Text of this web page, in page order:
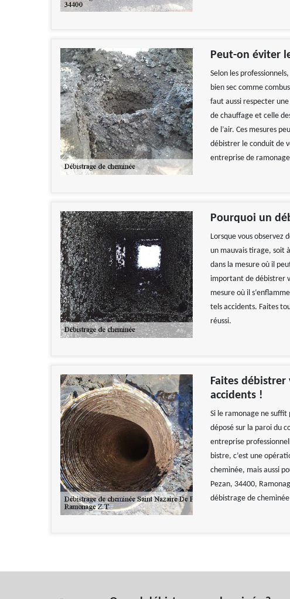
Peut-on éviter
Selon les
bien sec comme
faut aussi respecter
de chauffage et celle
de l’air. Ces mesures
débistrer le conduit de
entreprise de
Pourquoi un
Lorsque vous observez
un mauvais tirage, soit
dans la mesure où il
important de débistrer
mesure où il
tels accidents. Faites
réussi.
Faites
accidents !
Si le ramonage ne
déposé sur la paroi du
entreprise
bistre, c’est une
cheminée, mais aussi
Pezan, 34400,
débistrage de cheminée